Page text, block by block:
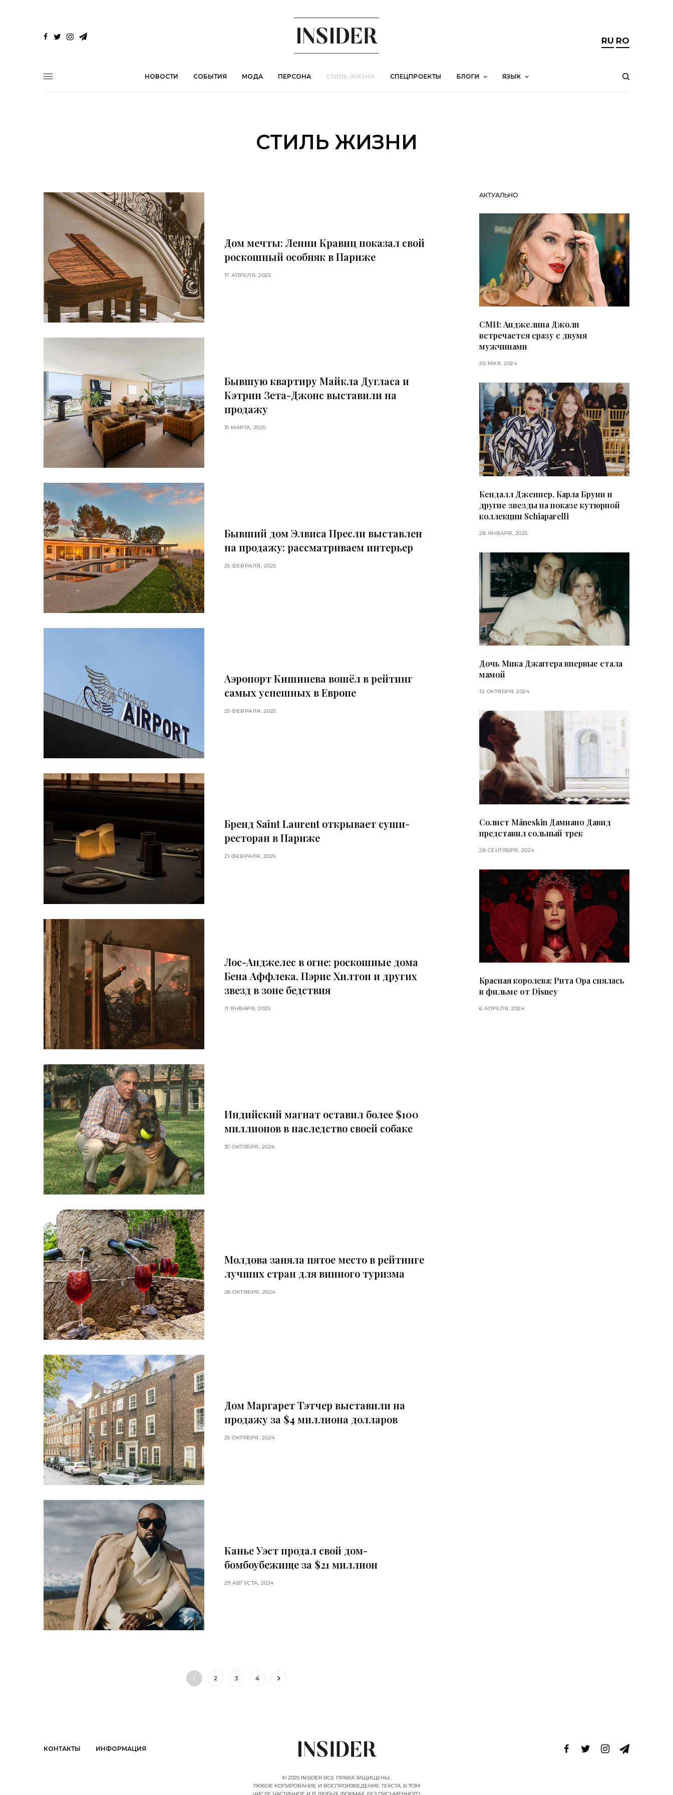
RU RO
НОВОСТИ СОБЫТИЯ МОДА ПЕРСОНА СТИЛЬ ЖИЗНИ СПЕЦПРОЕКТЫ БЛОГИ ЯЗЫК
СТИЛЬ ЖИЗНИ
Дом мечты: Ленни Кравиц показал свой
роскошный особняк в Париже
17 АПРЕЛЯ, 2025
Бывшую квартиру Майкла Дугласа и
Кэтрин Зета-Джонс выставили на
продажу
31 МАРТА, 2025
Бывший дом Элвиса Пресли выставлен
на продажу: рассматриваем интерьер
25 ФЕВРАЛЯ, 2025
Аэропорт Кишинева вошёл в рейтинг
самых успешных в Европе
25 ФЕВРАЛЯ, 2025
Бренд Saint Laurent открывает суши-
ресторан в Париже
21 ФЕВРАЛЯ, 2025
Лос-Анджелес в огне: роскошные дома
Бена Аффлека, Пэрис Хилтон и других
звезд в зоне бедствия
11 ЯНВАРЯ, 2025
Индийский магнат оставил более $100
миллионов в наследство своей собаке
30 ОКТЯБРЯ, 2024
Молдова заняла пятое место в рейтинге
лучших стран для винного туризма
28 ОКТЯБРЯ, 2024
Дом Маргарет Тэтчер выставили на
продажу за $4 миллиона долларов
25 ОКТЯБРЯ, 2024
Канье Уэст продал свой дом-
бомбоубежище за $21 миллион
29 АВГУСТА, 2024
1 2 3 4
АКТУАЛЬНО
СМИ: Анджелина Джоли
встречается сразу с двумя
мужчинами
20 МАЯ, 2024
Кендалл Дженнер, Карла Бруни и
другие звезды на показе кутюрной
коллекции Schiaparelli
28 ЯНВАРЯ, 2025
Дочь Мика Джаггера впервые стала
мамой
12 ОКТЯБРЯ, 2024
Солист Måneskin Дамиано Давид
представил сольный трек
28 СЕНТЯБРЯ, 2024
Красная королева: Рита Ора снялась
в фильме от Disney
6 АПРЕЛЯ, 2024
КОНТАКТЫ ИНФОРМАЦИЯ
© 2025 INSIDER ВСЕ ПРАВА ЗАЩИЩЕНЫ.
ЛЮБОЕ КОПИРОВАНИЕ И ВОСПРОИЗВЕДЕНИЕ ТЕКСТА, В ТОМ